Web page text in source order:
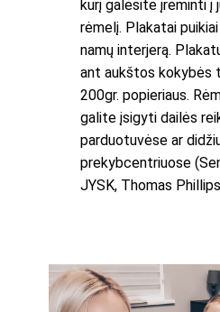
kurį galėsite įrėminti į
rėmelį. Plakatai
namų interjerą.
ant aukštos kokybės
200gr. popieriaus.
galite įsigyti dailės
parduotuvėse ar
prekybcentriuose
JYSK, Thomas